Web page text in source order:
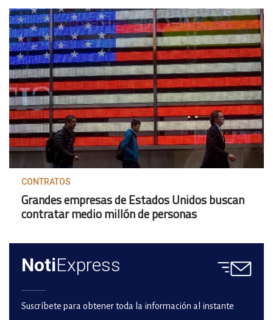
CONTRATOS
Grandes empresas de Estados Unidos buscan
contratar medio millón de personas
NotiExpress
Suscríbete para obtener toda la información al instante